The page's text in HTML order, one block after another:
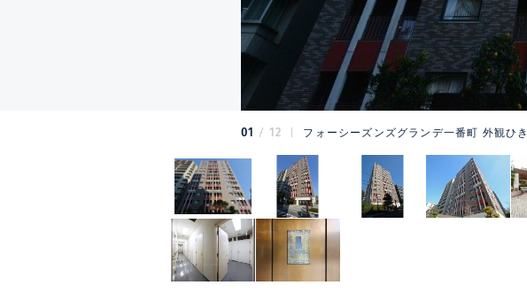
01 12 フォーシーズンズグランデ一番町 外観ひき